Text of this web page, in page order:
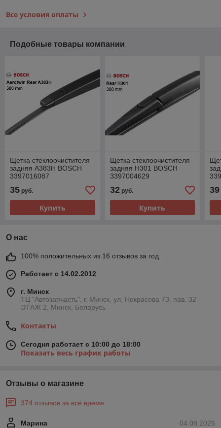
Все условия оплаты
Подобные товары компании
Щетка стеклоочистителя
задняя A383H BOSCH
3397016087
35 руб.
Купить
Щетка стеклоочистителя
задняя H301 BOSCH
3397004629
32руб.
Купить
39
О нас
100% положительных из 16 отзывов за год
Работает с 14.02.2012
г. Минск
ТЦ "Автозапчасть", г. Минск, ул. Некрасова 73, пав. 32 -
ЭТАЖ 2, Минск, Беларусь
Контакты
Сегодня работает с 10:00 до 18:00
Показать весь график работы
Отзывы о магазине
374 отзывов за всё время
04.08.2026
Марина